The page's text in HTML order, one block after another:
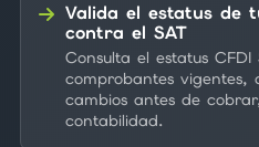
Valida el estatus de
contra el SAT
Consulta el estatus
comprobantes vigentes,
cambios antes de
contabilidad.